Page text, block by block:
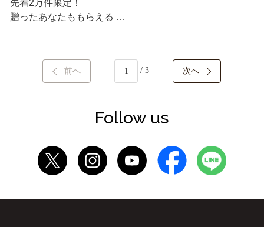
先着2万件限定！​
贈ったあなたももらえる ​
LINEギフト限定！タリーズデジタルギフト3,000円分を贈
ると、自分も500円分のギフトチケットがもらえるキャン
前へ / 3 次へ
Follow us